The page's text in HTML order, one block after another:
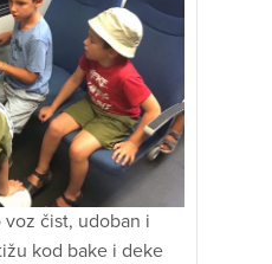
čist, udoban i
kod bake i deke